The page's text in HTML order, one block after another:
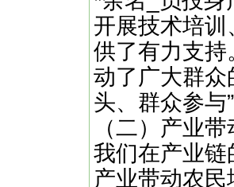
开展技术培
供了有力支
动了广大群众
头、群众参与
（二）产业
我们在产业
产业带动农